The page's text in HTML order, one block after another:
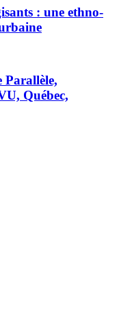
: une ethno-
Parallèle,
Québec,